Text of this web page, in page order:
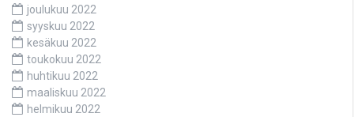
joulukuu 2022
syyskuu 2022
kesäkuu 2022
toukokuu 2022
huhtikuu 2022
maaliskuu 2022
helmikuu 2022